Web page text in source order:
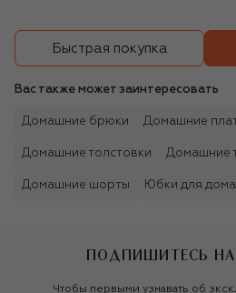
Быстрая покупка
Вас также может заинтересовать
Домашние брюки Домашние
Домашние толстовки Домашние
Домашние шорты Юбки для дома
ПОДПИШИТЕСЬ
Чтобы первыми узнавать об